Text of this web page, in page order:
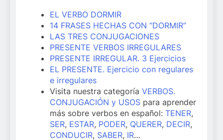
EL VERBO DORMIR
14 FRASES HECHAS CON “DORMIR”
LAS TRES CONJUGACIONES
PRESENTE VERBOS IRREGULARES
PRESENTE IRREGULAR. 3 Ejercicios
EL PRESENTE. Ejercicio con regulares
e irregulares
Visita nuestra categoría VERBOS.
CONJUGACIÓN y USOS para aprender
más sobre verbos en español: TENER,
SER, ESTAR, PODER, QUERER, DECIR,
CONDUCIR, SABER, IR…